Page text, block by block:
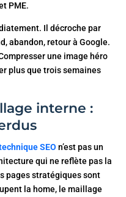
PME.
Il décroche par
abandon, retour à Google.
une image héro
plus que trois semaines
interne :
SEO n’est pas un
qui ne reflète pas la
pages stratégiques sont
la home, le maillage